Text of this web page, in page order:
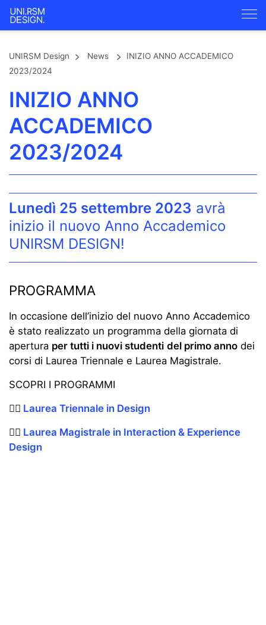
UNIRSM Design News
INIZIO ANNO ACCADEMICO
2023/2024
INIZIO ANNO
ACCADEMICO
2023/2024
Lunedì 25 settembre 2023 avrà
inizio il nuovo Anno Accademico
UNIRSM DESIGN!
PROGRAMMA
In occasione dell’inizio del nuovo Anno Accademico
è stato realizzato un programma della giornata di
apertura per tutti i nuovi studenti del primo anno dei
corsi di Laurea Triennale e Laurea Magistrale.
SCOPRI I PROGRAMMI
👉🏼 Laurea Triennale in Design
👉🏼 Laurea Magistrale in Interaction & Experience
Design